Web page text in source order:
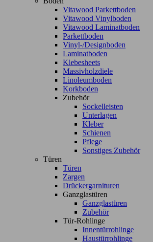
Vitawood Parkettboden
Vitawood Vinylboden
Vitawood Laminatboden
Parkettboden
Vinyl-/Designboden
Laminatboden
Klebesheets
Massivholzdiele
Linoleumboden
Korkboden
Zubehör
Sockelleisten
Unterlagen
Kleber
Schienen
Pflege
Sonstiges Zubehör
Türen
Türen
Zargen
Drückergarnituren
Ganzglastüren
Ganzglastüren
Zubehör
Tür-Rohlinge
Innentürrohlinge
Haustürrohlinge